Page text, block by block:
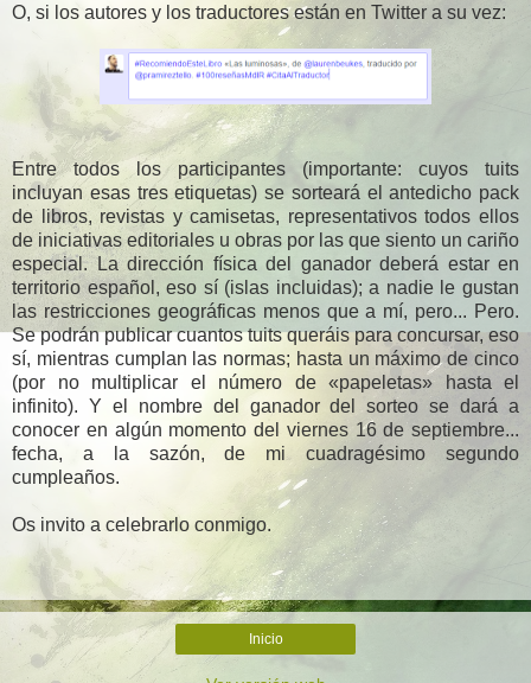
O, si los autores y los traductores están en Twitter a su vez:
Entre todos los participantes (importante: cuyos tuits
incluyan esas tres etiquetas) se sorteará el antedicho pack
de libros, revistas y camisetas, representativos todos ellos
de iniciativas editoriales u obras por las que siento un cariño
especial. La dirección física del ganador deberá estar en
territorio español, eso sí (islas incluidas); a nadie le gustan
las restricciones geográficas menos que a mí, pero... Pero.
Se podrán publicar cuantos tuits queráis para concursar, eso
sí, mientras cumplan las normas; hasta un máximo de cinco
(por no multiplicar el número de «papeletas» hasta el
infinito). Y el nombre del ganador del sorteo se dará a
conocer en algún momento del viernes 16 de septiembre...
fecha, a la sazón, de mi cuadragésimo segundo
cumpleaños.
Os invito a celebrarlo conmigo.
Inicio